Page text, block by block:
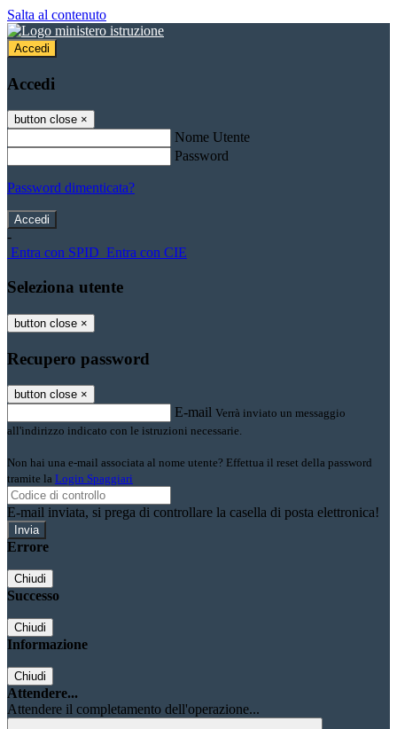
Salta al contenuto
Accedi
Accedi
button close ×
Nome Utente
Password
Password dimenticata?
-
Entra con SPID Entra con CIE
Seleziona utente
button close ×
Recupero password
button close ×
E-mail Verrà inviato un messaggio
all'indirizzo indicato con le istruzioni necessarie.
Non hai una e-mail associata al nome utente? Effettua il reset della password
tramite la Login Spaggiari
E-mail inviata, si prega di controllare la casella di posta elettronica!
Errore
Chiudi
Successo
Chiudi
Informazione
Chiudi
Attendere...
Attendere il completamento dell'operazione...